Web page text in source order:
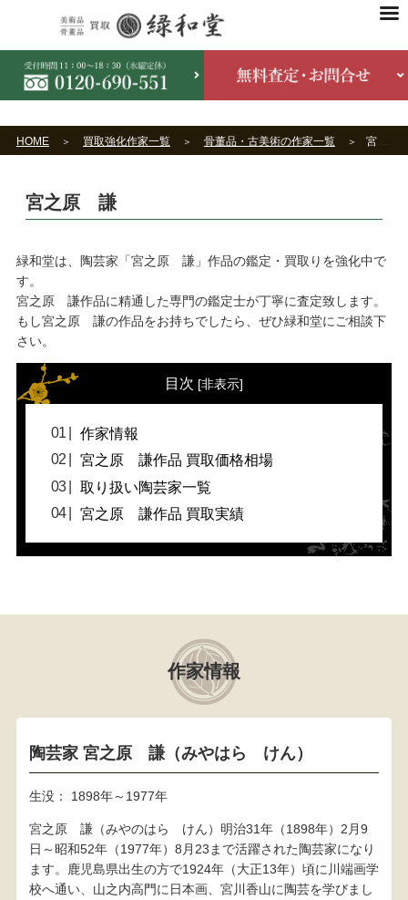
HOME 買取強化作家一覧 骨董品・古美術の作家一覧 宮之原 謙
宮之原 謙
緑和堂は、陶芸家「宮之原 謙」作品の鑑定・買取りを強化中で
す。
宮之原 謙作品に精通した専門の鑑定士が丁寧に査定致します。
もし宮之原 謙の作品をお持ちでしたら、ぜひ緑和堂にご相談下
さい。
目次 [非表示]
作家情報
宮之原 謙作品 買取価格相場
取り扱い陶芸家一覧
宮之原 謙作品 買取実績
作家情報
陶芸家 宮之原 謙（みやはら けん）
生没： 1898年～1977年
宮之原 謙（みやのはら けん）明治31年（1898年）2月9
日～昭和52年（1977年）8月23まで活躍された陶芸家になり
ます。鹿児島県出生の方で1924年（大正13年）頃に川端画学
校へ通い、山之内高門に日本画、宮川香山に陶芸を学びまし